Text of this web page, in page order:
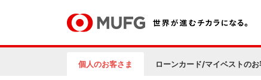
個人のお客さま ローンカード/マイベストのお